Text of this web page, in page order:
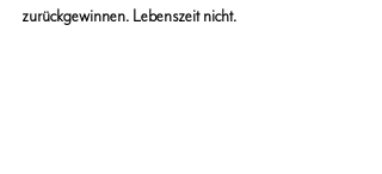
zurückgewinnen. Lebenszeit nicht.